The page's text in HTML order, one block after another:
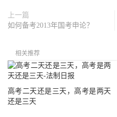
上一篇
如何备考2013年国考申论？
相关推荐
高考二天还是三天，高考是两天
还是三天